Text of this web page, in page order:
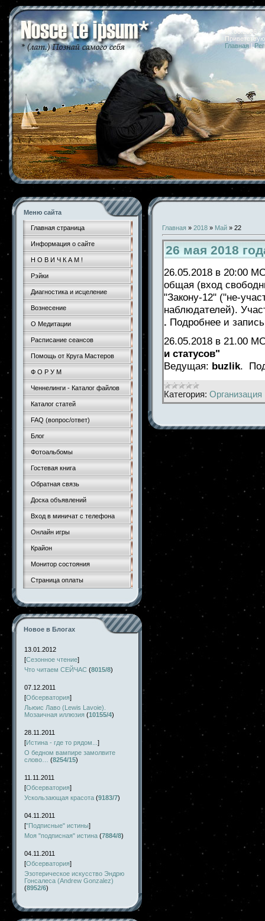
08.08.2026
Главная |
Меню сайта
Главная страница
Информация о сайте
Н О В И Ч К А М !
Рэйки
Диагностика и исцеление
Вознесение
О Медитации
Расписание сеансов
Помощь от Круга Мастеров
Ф О Р У М
Ченнелинги - Каталог файлов
Каталог статей
FAQ (вопрос/ответ)
Блог
Фотоальбомы
Гостевая книга
Обратная связь
Доска объявлений
Вход в миничат с телефона
Онлайн игры
Крайон
Монитор состояния
Страница оплаты
Новое в Блогах
13.01.2012
[Сезонное чтение]
Что читаем СЕЙЧАС (8015/8)
07.12.2011
[Обсерватория]
Льюис Лаво (Lewis Lavoie).
Мозаичная иллюзия (10155/4)
28.11.2011
[Истина - где то рядом... ]
О бедном вампире замолвите
слово…
(8254/15)
11.11.2011
[Обсерватория]
Ускользающая красота (9183/7)
04.11.2011
["Подписные" истины]
Моя "подписная" истина (7884/8)
04.11.2011
[Обсерватория]
Эзотерическое искусство Эндрю
Гонсалеса (Andrew Gonzalez)
(8952/6)
Главная » 2018 » Май » 22
26 мая 2018
26.05.2018 в 20:00
общая (вход
"Закону-12" ("не-
наблюдателей).
. Подробнее и
26.05.2018 в 21.00
и статусов"
Ведущая: buzlik.
Категория: